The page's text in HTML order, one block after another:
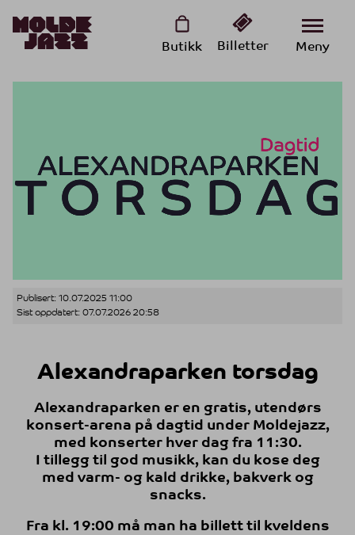
Butikk Billetter Meny
Publisert: 10.07.2025 11:00
Sist oppdatert: 07.07.2026 20:58
Alexandraparken torsdag
Alexandraparken er en gratis, utendørs
konsert-arena på dagtid under Moldejazz,
med konserter hver dag fra 11:30.
I tillegg til god musikk, kan du kose deg
med varm- og kald drikke, bakverk og
snacks.
Fra kl. 19:00 må man ha billett til kveldens